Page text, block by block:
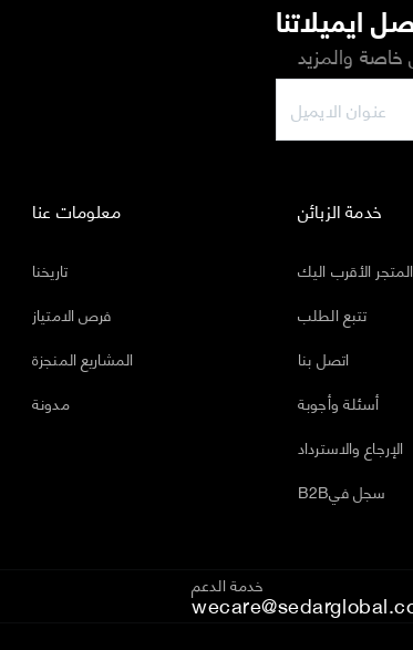
ايميلاتنا
والمزيد
معلومات عنا
تاريخنا
فرص الامتياز
المشاريع المنجزة
مدونة
خدمة الزبائن
المتجر الأقرب اليك
تتبع الطلب
اتصل بنا
أسئلة وأجوبة
الإرجاع والاسترداد
B2Bسجل في
خدمة الدعم